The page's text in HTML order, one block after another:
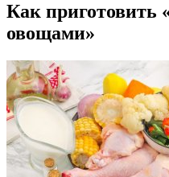
Как приготовить
овощами»